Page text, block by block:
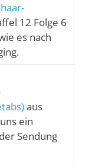
12 Folge 6
es nach
aus
ein
Sendung